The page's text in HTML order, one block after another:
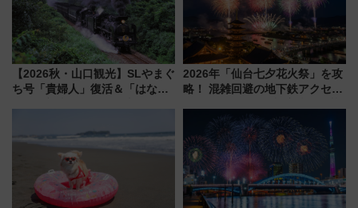
【2026秋・山口観光】SLやまぐ
ち号「貴婦人」復活＆「はなあ
2026年「仙台七夕花火祭」を攻
略！ 混雑回避の地下鉄アクセス
火前に楽しむ仙台観光ルートま
で解説！